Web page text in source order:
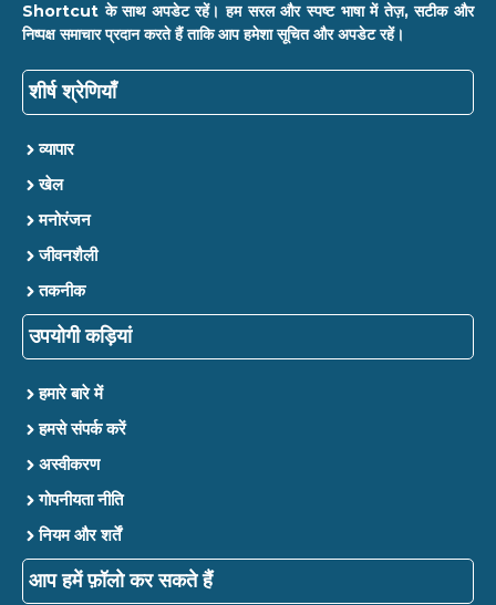
Shortcut के साथ अपडेट रहें। हम सरल और स्पष्ट भाषा में तेज़, सटीक और
निष्पक्ष समाचार प्रदान करते हैं ताकि आप हमेशा सूचित और अपडेट रहें।
शीर्ष श्रेणियाँ
व्यापार
खेल
मनोरंजन
जीवनशैली
तकनीक
उपयोगी कड़ियां
हमारे बारे में
हमसे संपर्क करें
अस्वीकरण
गोपनीयता नीति
नियम और शर्तें
आप हमें फ़ॉलो कर सकते हैं